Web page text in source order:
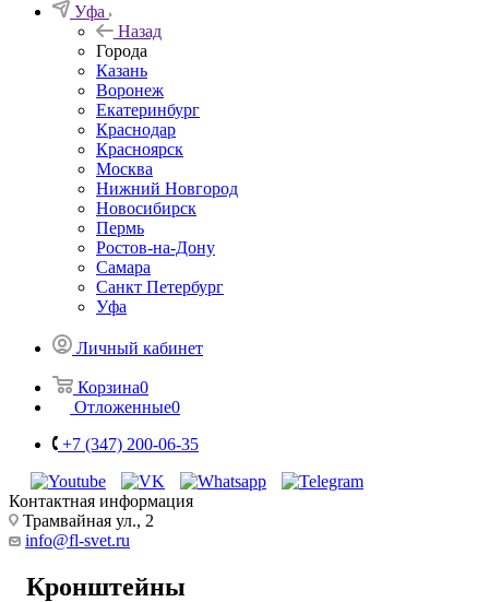
Уфа
Назад
Города
Казань
Воронеж
Екатеринбург
Краснодар
Красноярск
Москва
Нижний Новгород
Новосибирск
Пермь
Ростов-на-Дону
Самара
Санкт Петербург
Уфа
Личный кабинет
Корзина0
Отложенные0
+7 (347) 200-06-35
Контактная информация
Трамвайная ул., 2
info@fl-svet.ru
Кронштейны